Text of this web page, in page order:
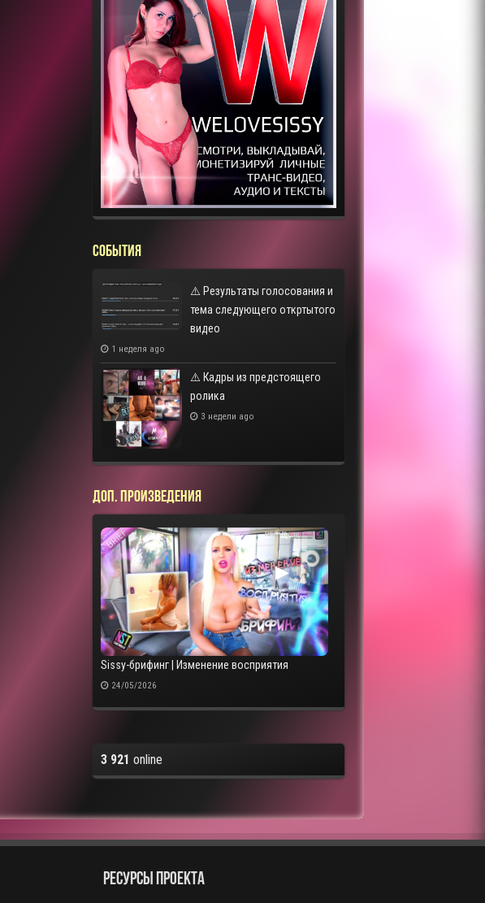
СОБЫТИЯ
⚠️ Результаты голосования и
тема следующего откртытого
видео
1 неделя ago
⚠️ Кадры из предстоящего
ролика
3 недели ago
ДОП. ПРОИЗВЕДЕНИЯ
▶
Sissy-брифинг | Изменение восприятия
24/05/2026
3 921 online
РЕСУРСЫ ПРОЕКТА